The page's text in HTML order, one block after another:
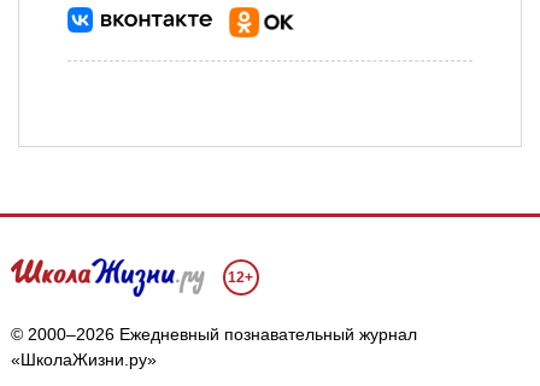
12+
© 2000–2026 Ежедневный познавательный журнал
«ШколаЖизни.ру»